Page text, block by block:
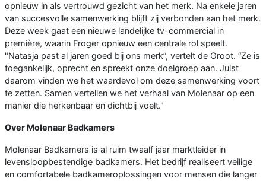
opnieuw in als vertrouwd gezicht van het merk. Na enkele jaren
van succesvolle samenwerking blijft zij verbonden aan het merk.
Deze week gaat een nieuwe landelijke tv-commercial in
première, waarin Froger opnieuw een centrale rol speelt.
"Natasja past al jaren goed bij ons merk”, vertelt de Groot. “Ze is
toegankelijk, oprecht en spreekt onze doelgroep aan. Juist
daarom vinden we het waardevol om deze samenwerking voort
te zetten. Samen vertellen we het verhaal van Molenaar op een
manier die herkenbaar en dichtbij voelt."
Over Molenaar Badkamers
Molenaar Badkamers is al ruim twaalf jaar marktleider in
levensloopbestendige badkamers. Het bedrijf realiseert veilige
en comfortabele badkameroplossingen voor mensen die langer